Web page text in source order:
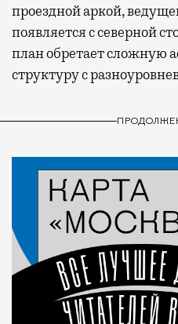
проездной аркой,
появляется с северной
план обретает сложную
структуру с